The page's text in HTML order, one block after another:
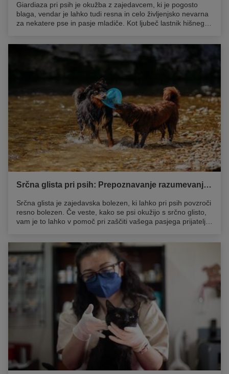
Giardiaza pri psih je okužba z zajedavcem, ki je pogosto
blaga, vendar je lahko tudi resna in celo življenjsko nevarna
za nekatere pse in pasje mladiče. Kot ljubeč lastnik hišnega
pomena, zato si preberite, kaj je giardia, kakšni soznaki
giardiaze pri psih in kako preprečiti, da ne bi ogrozila zdravja
vašega kužka.
Srčna glista pri psih: Prepoznavanje razumevanje in preprečevanje
Srčna glista je zajedavska bolezen, ki lahko pri psih povzroči
resno bolezen. Če veste, kako se psi okužijo s srčno glisto,
vam je to lahko v pomoč pri zaščiti vašega pasjega prijatelja
zdravljenju, če se vaš pes okuži. Vse to je zajeto v tem
podrobnem vodniku o srčni glisti pri psu ...